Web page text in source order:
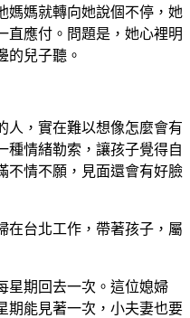
媽媽就轉向她說個不停，她
直應付。問題是，她心裡明
的兒子聽。
人，實在難以想像怎麼會有
種情緒勒索，讓孩子覺得自
不情不願，見面還會有好臉
在台北工作，帶著孩子，屬
星期回去一次。這位媳婦
期能見著一次，小夫妻也要